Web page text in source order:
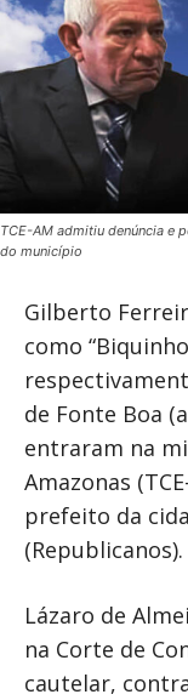
TCE-AM admitiu denúncia e
do município
Gilberto
como
de Fonte Boa
entraram na
Amazonas
prefeito da
(Republicanos).
Lázaro de
na Corte de
cautelar,